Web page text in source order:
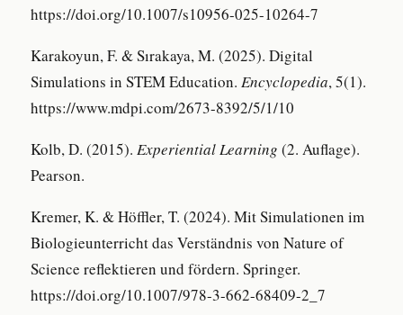
https://doi.org/10.1007/s10956-025-10264-7
Karakoyun, F. & Sırakaya, M. (2025). Digital
Simulations in STEM Education. Encyclopedia, 5(1).
https://www.mdpi.com/2673-8392/5/1/10
Kolb, D. (2015). Experiential Learning (2. Auflage).
Pearson.
Kremer, K. & Höffler, T. (2024). Mit Simulationen im
Biologieunterricht das Verständnis von Nature of
Science reflektieren und fördern. Springer.
https://doi.org/10.1007/978-3-662-68409-2_7